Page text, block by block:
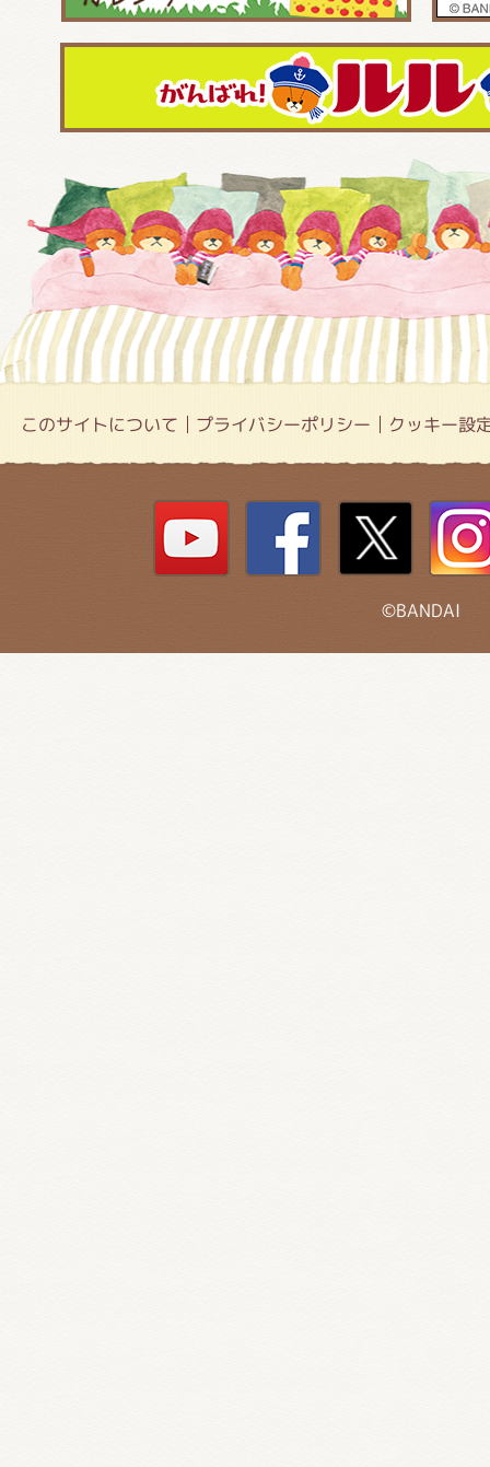
このサイトについて プライバシーポリシー クッキー設
©BANDAI